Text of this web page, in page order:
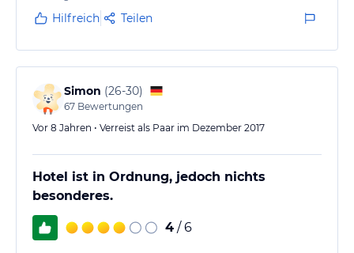
Hilfreich Teilen
Simon (26-30)
67 Bewertungen
Vor 8 Jahren • Verreist als Paar im Dezember 2017
Hotel ist in Ordnung, jedoch nichts
besonderes.
4 / 6